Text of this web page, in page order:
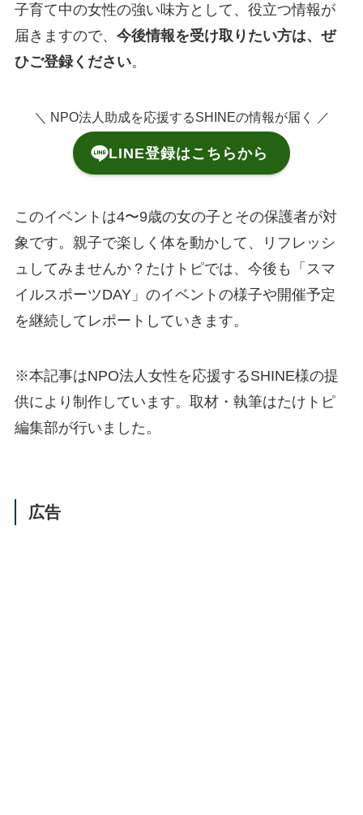
子育て中の女性の強い味方として、役立つ情報が
届きますので、 今後情報を受け取りたい方は、ぜ
ひご登録ください。
＼ NPO法人助成を応援するSHINEの情報が届く ／
LINE登録はこちらから
このイベントは4〜9歳の女の子とその保護者が対
象です。親子で楽しく体を動かして、リフレッシ
ュしてみませんか？たけトピでは、今後も「スマ
イルスポーツDAY」のイベントの様子や開催予定
を継続してレポートしていきます。
※本記事はNPO法人女性を応援するSHINE様の提
供により制作しています。取材・執筆はたけトピ
編集部が行いました。
広告